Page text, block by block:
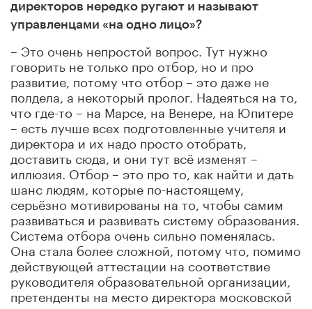
директоров нередко ругают и называют
управленцами «на одно лицо»?
– Это очень непростой вопрос. Тут нужно
говорить не только про отбор, но и про
развитие, потому что отбор – это даже не
полдела, а некоторый пролог. Надеяться на то,
что где-то – на Марсе, на Венере, на Юпитере
– есть лучше всех подготовленные учителя и
директора и их надо просто отобрать,
доставить сюда, и они тут всё изменят –
иллюзия. Отбор – это про то, как найти и дать
шанс людям, которые по-настоящему,
серьёзно мотивированы на то, чтобы самим
развиваться и развивать систему образования.
Система отбора очень сильно поменялась.
Она стала более сложной, потому что, помимо
действующей аттестации на соответствие
руководителя образовательной организации,
претенденты на место директора московской